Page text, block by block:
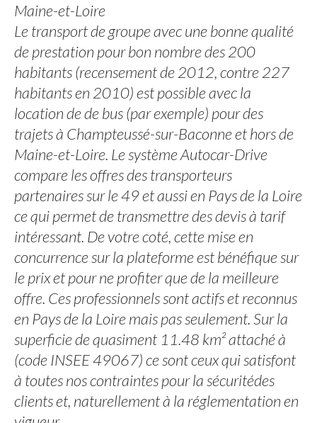
Maine-et-Loire
Le transport de groupe avec une bonne qualité
de prestation pour bon nombre des 200
habitants (recensement de 2012, contre 227
habitants en 2010) est possible avec la
location de de bus (par exemple) pour des
trajets à Champteussé-sur-Baconne et hors de
Maine-et-Loire. Le système Autocar-Drive
compare les offres des transporteurs
partenaires sur le 49 et aussi en Pays de la Loire
ce qui permet de transmettre des devis à tarif
intéressant. De votre coté, cette mise en
concurrence sur la plateforme est bénéfique sur
le prix et pour ne profiter que de la meilleure
offre. Ces professionnels sont actifs et reconnus
en Pays de la Loire mais pas seulement. Sur la
superficie de quasiment 11.48 km² attaché à
(code INSEE 49067) ce sont ceux qui satisfont
à toutes nos contraintes pour la sécuritédes
clients et, naturellement à la réglementation en